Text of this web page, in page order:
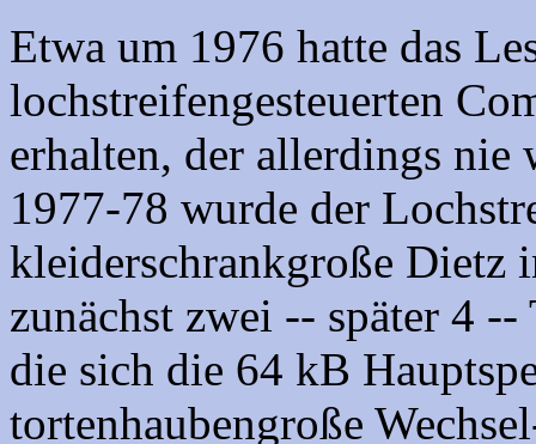
Etwa um 1976 hatte das
lochstreifengesteuerten
erhalten, der allerdings
1977-78 wurde der
kleiderschrankgroße Dietz
zunächst zwei -- später 4 --
die sich die 64 kB
tortenhaubengroße